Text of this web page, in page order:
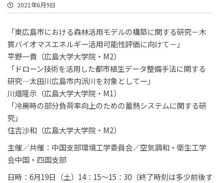
2021年6月9日
「東広島市における森林活用モデルの構築に関する研究－木
質バイオマスエネルギー活用可能性評価に向けて－」
平野一貴（広島大学大学院・M2）
「ドローン技術を活用した都市植生データ整備手法に関する
研究―太田川広島市内派川を対象としてー」
川畑隆示（広島大学大学院・M1）
「冷房時の部分負荷率向上のための蓄熱システムに関する研
究」
住吉沙和（広島大学大学院・M2）
主催／共催：中国支部環境工学委員会／空気調和・衛生工学
会中国・四国支部
日時：6月19日（土）14：15～15：30（終了時刻は多少前後す